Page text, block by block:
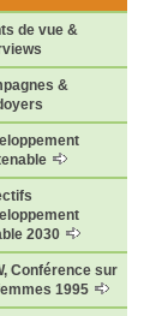
de vue &
&
2030
Conférence sur
1995